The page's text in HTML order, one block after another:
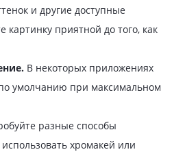
и другие доступные
картинку приятной до того, как
В некоторых приложениях
умолчанию при максимальном
разные способы
хромакей или